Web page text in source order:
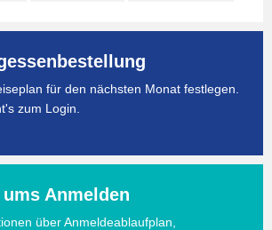
für den nächsten Monat festlegen.
zum Login.
ums Anmelden
über Anmeldeablaufplan,